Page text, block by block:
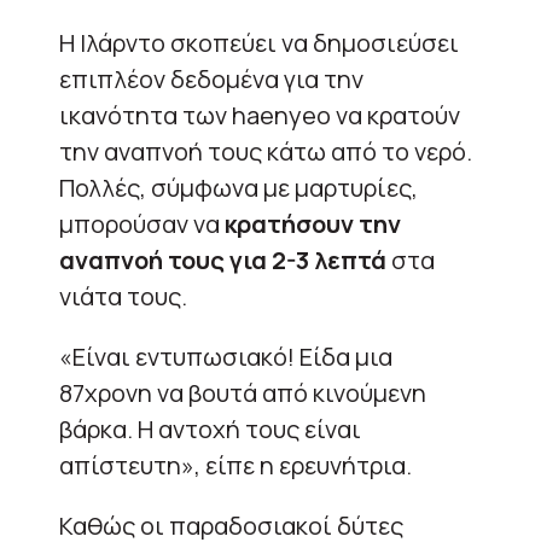
Η Ιλάρντο σκοπεύει να δημοσιεύσει
επιπλέον δεδομένα για την
ικανότητα των haenyeo να κρατούν
την αναπνοή τους κάτω από το νερό.
Πολλές, σύμφωνα με μαρτυρίες,
μπορούσαν να κρατήσουν την
αναπνοή τους για 2-3 λεπτά στα
νιάτα τους.
«Είναι εντυπωσιακό! Είδα μια
87χρονη να βουτά από κινούμενη
βάρκα. Η αντοχή τους είναι
απίστευτη», είπε η ερευνήτρια.
Καθώς οι παραδοσιακοί δύτες